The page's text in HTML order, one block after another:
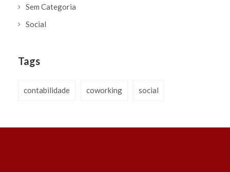
Sem Categoria
Social
Tags
contabilidade coworking social